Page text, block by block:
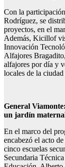
Con la
Rodríguez, se
proyectos, en el
Además, Kicillof
Innovación
Alfajores
alfajores por día y
locales de la
General
un jardín
En el marco del
encabezó el acto
cinco escuelas
Secundaria